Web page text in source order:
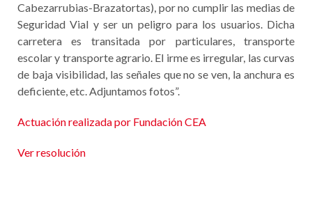
Cabezarrubias-Brazatortas), por no cumplir las medias de
Seguridad Vial y ser un peligro para los usuarios. Dicha
carretera es transitada por particulares, transporte
escolar y transporte agrario. El irme es irregular, las curvas
de baja visibilidad, las señales que no se ven, la anchura es
deficiente, etc. Adjuntamos fotos”.
Actuación realizada por Fundación CEA
Ver resolución